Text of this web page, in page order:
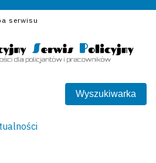
serwisu
Serwis
Wyszukiwarka